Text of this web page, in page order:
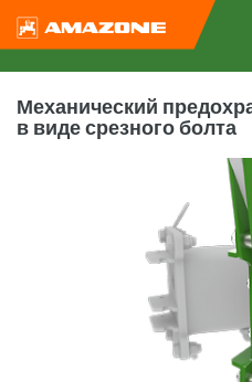
Механический
в виде срезного болта